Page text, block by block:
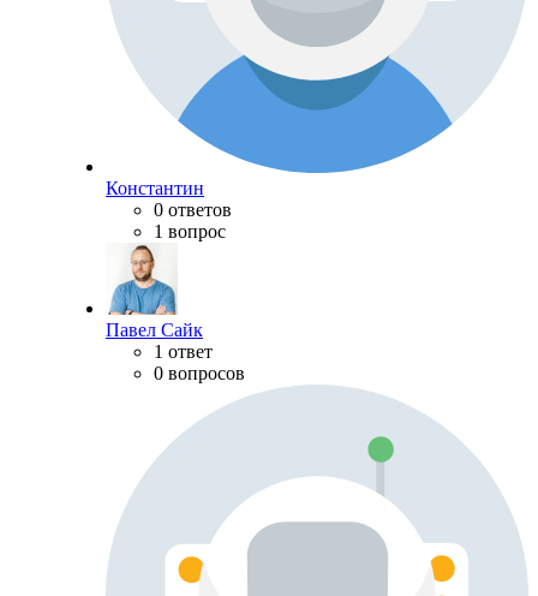
Константин
0 ответов
1 вопрос
Павел Сайк
1 ответ
0 вопросов